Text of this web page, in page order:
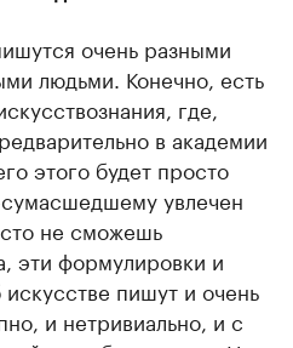
очень разными
людьми. Конечно, есть
где,
в академии
этого будет просто
увлечен
не сможешь
эти формулировки и
пишут и очень
и нетривиально, и с